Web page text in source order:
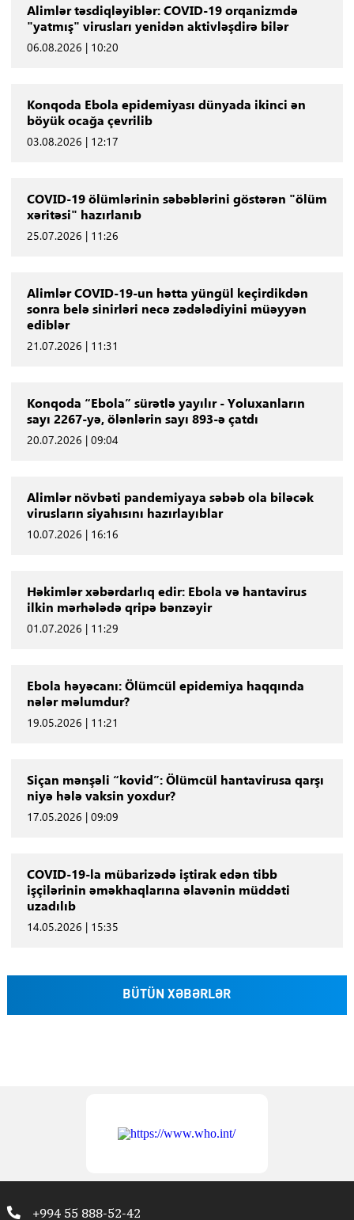
Alimlər təsdiqləyiblər: COVID-19 orqanizmdə
"yatmış" virusları yenidən aktivləşdirə bilər
06.08.2026 | 10:20
Konqoda Ebola epidemiyası dünyada ikinci ən
böyük ocağa çevrilib
03.08.2026 | 12:17
COVID-19 ölümlərinin səbəblərini göstərən "ölüm
xəritəsi" hazırlanıb
25.07.2026 | 11:26
Alimlər COVID-19-un hətta yüngül keçirdikdən
sonra belə sinirləri necə zədələdiyini müəyyən
ediblər
21.07.2026 | 11:31
Konqoda “Ebola” sürətlə yayılır - Yoluxanların
sayı 2267-yə, ölənlərin sayı 893-ə çatdı
20.07.2026 | 09:04
Alimlər növbəti pandemiyaya səbəb ola biləcək
virusların siyahısını hazırlayıblar
10.07.2026 | 16:16
Həkimlər xəbərdarlıq edir: Ebola və hantavirus
ilkin mərhələdə qripə bənzəyir
01.07.2026 | 11:29
Ebola həyəcanı: Ölümcül epidemiya haqqında
nələr məlumdur?
19.05.2026 | 11:21
Siçan mənşəli “kovid”: Ölümcül hantavirusa qarşı
niyə hələ vaksin yoxdur?
17.05.2026 | 09:09
COVID-19-la mübarizədə iştirak edən tibb
işçilərinin əməkhaqlarına əlavənin müddəti
uzadılıb
14.05.2026 | 15:35
BÜTÜN XƏBƏRLƏR
+994 55 888-52-42